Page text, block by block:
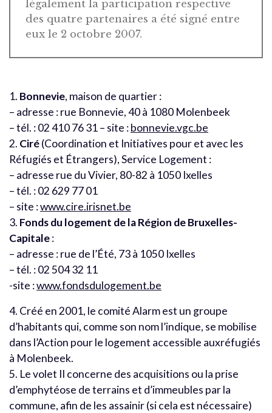
légalement la participation respective
des quatre partenaires a été signé entre
eux le 2 octobre 2007.
1. Bonnevie, maison de quartier :
– adresse : rue Bonnevie, 40 à 1080 Molenbeek
– tél. : 02 410 76 31 – site :bonnevie.vgc.be
2. Ciré(Coordination et Initiatives pour et avec les
Réfugiés et Étrangers), Service Logement :
– adresse rue du Vivier, 80-82 à 1050 Ixelles
– tél. : 02 629 77 01
– site :www.cire.irisnet.be
3. Fonds du logement de la Région de Bruxelles-
Capitale:
– adresse : rue de l’Été, 73 à 1050 Ixelles
– tél. : 02 504 32 11
-site :www.fondsdulogement.be
4. Créé en 2001, le comité Alarm est un groupe
d’habitants qui, comme son nom l’indique, se mobilise
dans l’Action pour le logement accessible auxréfugiés
à Molenbeek.
5. Le volet II concerne des acquisitions ou la prise
d’emphytéose de terrains et d’immeubles par la
commune, afin de les assainir (si cela est nécessaire)